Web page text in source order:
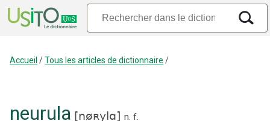
Accueil /Tous les articles de dictionnaire /
neurula [nøʀylɑ] n. f.